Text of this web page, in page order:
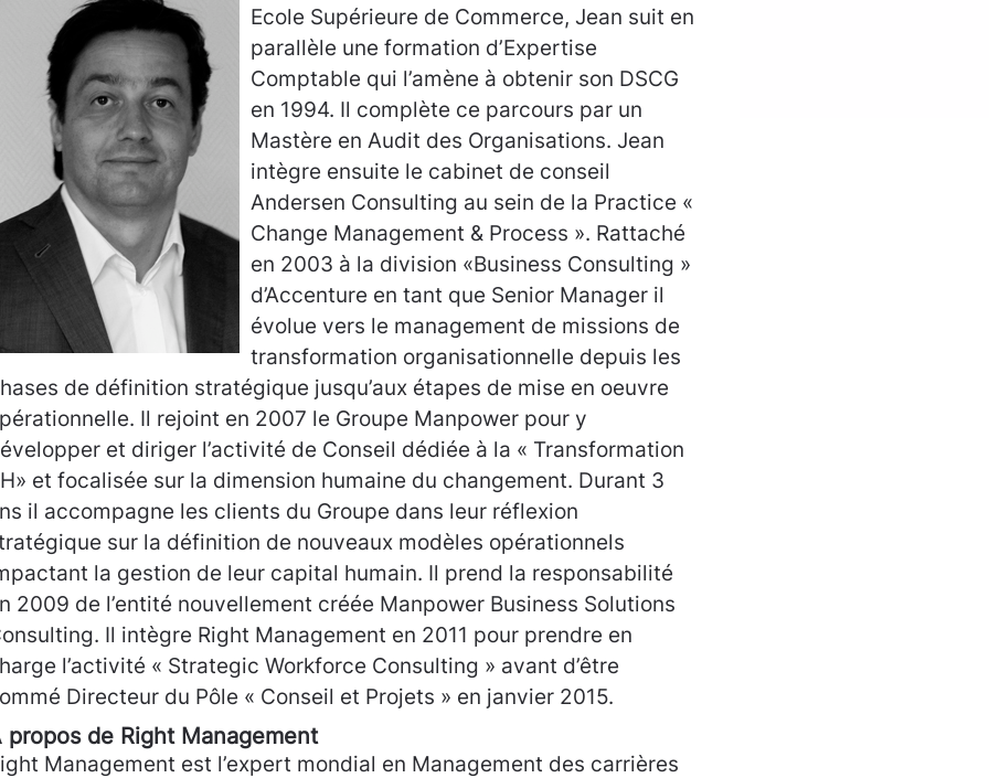
Ecole Supérieure de Commerce, Jean suit en
parallèle une formation d’Expertise
Comptable qui l’amène à obtenir son DSCG
en 1994. Il complète ce parcours par un
Mastère en Audit des Organisations. Jean
intègre ensuite le cabinet de conseil
Andersen Consulting au sein de la Practice «
Change Management & Process ». Rattaché
en 2003 à la division «Business Consulting »
d’Accenture en tant que Senior Manager il
évolue vers le management de missions de
transformation organisationnelle depuis les
de définition stratégique jusqu’aux étapes de mise en oeuvre
Il rejoint en 2007 le Groupe Manpower pour y
et diriger l’activité de Conseil dédiée à la « Transformation
et focalisée sur la dimension humaine du changement. Durant 3
il accompagne les clients du Groupe dans leur réflexion
sur la définition de nouveaux modèles opérationnels
la gestion de leur capital humain. Il prend la responsabilité
2009 de l’entité nouvellement créée Manpower Business Solutions
Il intègre Right Management en 2011 pour prendre en
l’activité « Strategic Workforce Consulting » avant d’être
Directeur du Pôle « Conseil et Projets » en janvier 2015.
propos de Right Management
Management est l’expert mondial en Management des carrières